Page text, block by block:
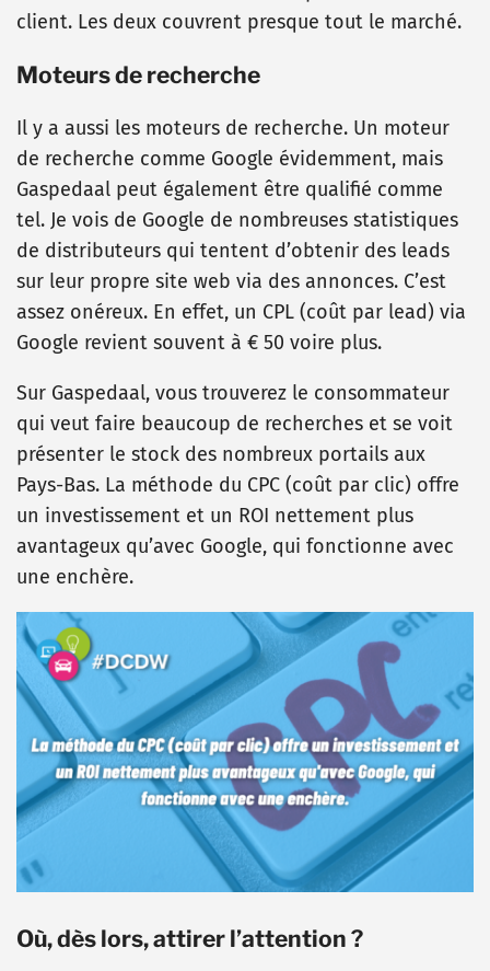
client. Les deux couvrent presque tout le marché.
Moteurs de recherche
Il y a aussi les moteurs de recherche. Un moteur
de recherche comme Google évidemment, mais
Gaspedaal peut également être qualifié comme
tel. Je vois de Google de nombreuses statistiques
de distributeurs qui tentent d’obtenir des leads
sur leur propre site web via des annonces. C’est
assez onéreux. En effet, un CPL (coût par lead) via
Google revient souvent à € 50 voire plus.
Sur Gaspedaal, vous trouverez le consommateur
qui veut faire beaucoup de recherches et se voit
présenter le stock des nombreux portails aux
Pays-Bas. La méthode du CPC (coût par clic) offre
un investissement et un ROI nettement plus
avantageux qu’avec Google, qui fonctionne avec
une enchère.
Où, dès lors, attirer l’attention ?